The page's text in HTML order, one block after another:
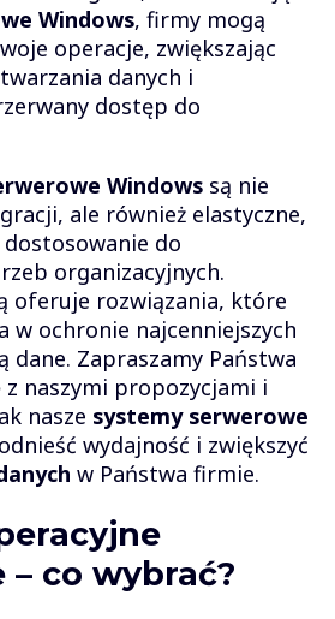
Windows, firmy mogą
operacje, zwiększając
danych i
dostęp do
Windows są nie
ale również elastyczne,
do
organizacyjnych.
oferuje rozwiązania, które
w ochronie najcenniejszych
dane. Zapraszamy Państwa
z naszymi propozycjami i
nasze systemy serwerowe
wydajność i zwiększyć
w Państwa firmie.
co wybrać?